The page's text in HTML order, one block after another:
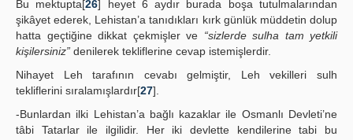
Bu mektupta[26] heyet 6 aydır burada boşa tutulmalarından
şikâyet ederek, Lehistan’a tanıdıkları kırk günlük müddetin dolup
hatta geçtiğine dikkat çekmişler ve “sizlerde sulha tam yetkili
kişilersiniz” denilerek tekliflerine cevap istemişlerdir.
Nihayet Leh tarafının cevabı gelmiştir, Leh vekilleri sulh
tekliflerini sıralamışlardır[27].
-Bunlardan ilki Lehistan’a bağlı kazaklar ile Osmanlı Devleti’ne
tâbi Tatarlar ile ilgilidir. Her iki devlette kendilerine tabi bu